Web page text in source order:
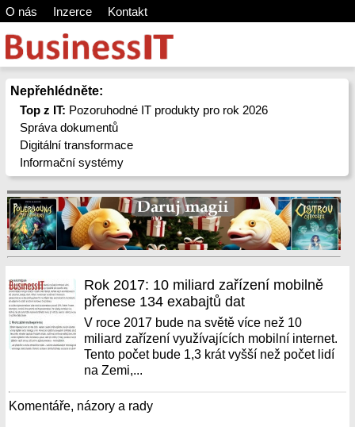
O nás Inzerce Kontakt
Nepřehlédněte:
Top z IT: Pozoruhodné IT produkty pro rok 2026
Správa dokumentů
Digitální transformace
Informační systémy
Rok 2017: 10 miliard zařízení mobilně
přenese 134 exabajtů dat
V roce 2017 bude na světě více než 10
miliard zařízení využívajících mobilní internet.
Tento počet bude 1,3 krát vyšší než počet lidí
na Zemi,...
Komentáře, názory a rady